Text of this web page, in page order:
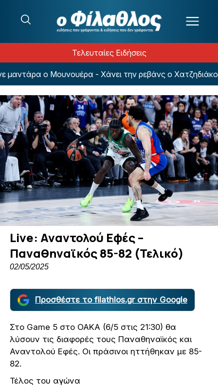
Τελευταίες Ειδήσεις
ο Μουνουέρα - Χάνει την ρεβάνς ο Χατζηδιάκος
Live: Αναντολού Εφές –
Παναθηναϊκός 85-82 (Τελικό)
02/05/2025
Προσθέστε το filathlos.gr στην Google
Στο Game 5 στο ΟΑΚΑ (6/5 στις 21:30) θα
λύσουν τις διαφορές τους Παναθηναϊκός και
Αναντολού Εφές. Οι πράσινοι ηττήθηκαν με 85-
82.
Τέλος του αγώνα